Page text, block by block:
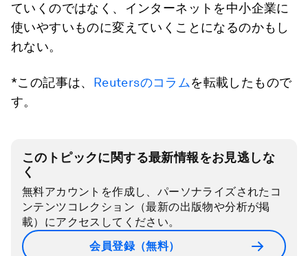
ていくのではなく、インターネットを中小企業に
使いやすいものに変えていくことになるのかもし
れない。
*この記事は、 Reutersのコラムを転載したもので
す。
このトピックに関する最新情報をお見逃しな
く
無料アカウントを作成し、パーソナライズされたコ
ンテンツコレクション（最新の出版物や分析が掲
載）にアクセスしてください。
会員登録（無料）